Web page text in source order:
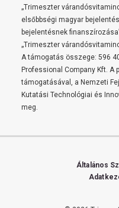
„Trimeszter
elsőbbségi magyar
bejelentésnek
„Trimeszter
A támogatás összege: 596
Professional Company Kft. A
támogatásával, a Nemzeti
Kutatási Technológiai és
meg.
Általános